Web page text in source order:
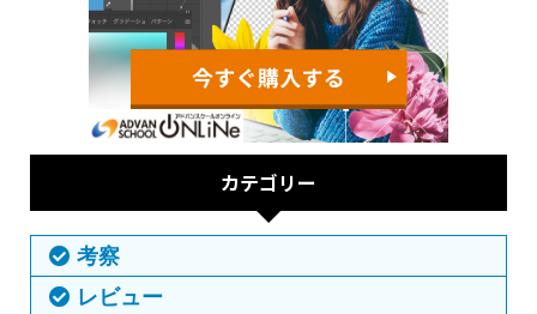
カテゴリー
考察
レビュー